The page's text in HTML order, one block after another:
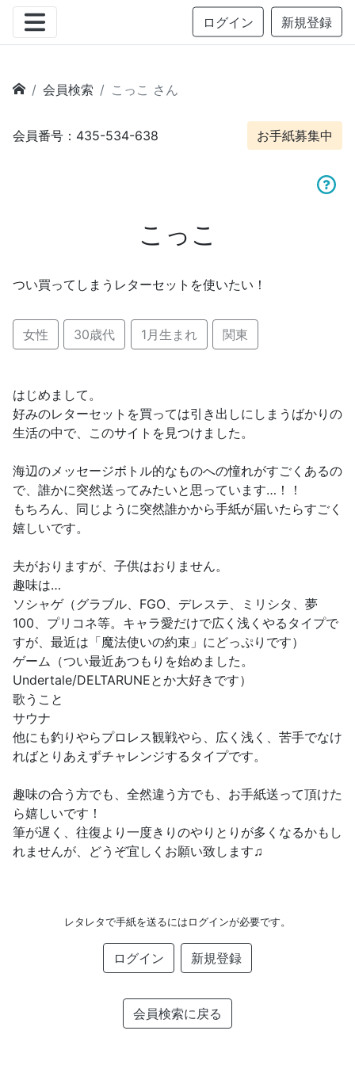
ログイン 新規登録
会員検索 こっこ さん
会員番号：435-534-638 お手紙募集中
こっこ
つい買ってしまうレターセットを使いたい！
女性 30歳代 1月生まれ 関東
はじめまして。
好みのレターセットを買っては引き出しにしまうばかりの
生活の中で、このサイトを見つけました。
海辺のメッセージボトル的なものへの憧れがすごくあるの
で、誰かに突然送ってみたいと思っています…！！
もちろん、同じように突然誰かから手紙が届いたらすごく
嬉しいです。
夫がおりますが、子供はおりません。
趣味は…
ソシャゲ（グラブル、FGO、デレステ、ミリシタ、夢
100、プリコネ等。キャラ愛だけで広く浅くやるタイプで
すが、最近は「魔法使いの約束」にどっぷりです）
ゲーム（つい最近あつもりを始めました。
Undertale/DELTARUNEとか大好きです）
歌うこと
サウナ
他にも釣りやらプロレス観戦やら、広く浅く、苦手でなけ
ればとりあえずチャレンジするタイプです。
趣味の合う方でも、全然違う方でも、お手紙送って頂けた
ら嬉しいです！
筆が遅く、往復より一度きりのやりとりが多くなるかもし
れませんが、どうぞ宜しくお願い致します♫
レタレタで手紙を送るにはログインが必要です。
ログイン 新規登録
会員検索に戻る